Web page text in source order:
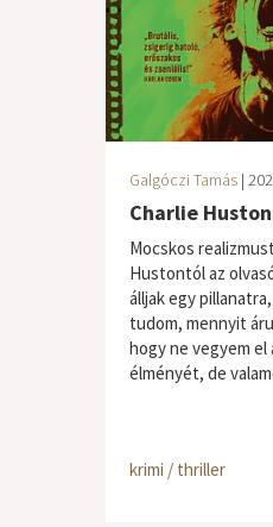
Galgóczi Tamás |
Charlie
Mocskos
Hustontól az
álljak egy
tudom, mennyit
hogy ne vegyem
élményét, de
krimi / thriller